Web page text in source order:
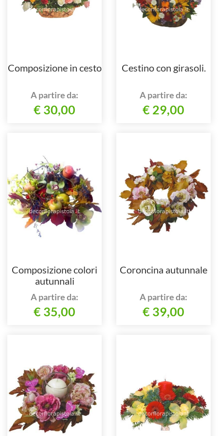
Composizione in cesto
A partire da:
€ 30,00
Cestino con girasoli.
A partire da:
€ 29,00
Composizione colori
autunnali
A partire da:
€ 35,00
Coroncina autunnale
A partire da:
€ 39,00